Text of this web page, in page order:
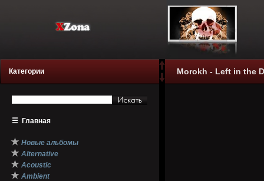
Категории
☰ Главная
★ Новые альбомы
★ Alternative
★ Acoustic
★ Ambient
Morokh - Left in the